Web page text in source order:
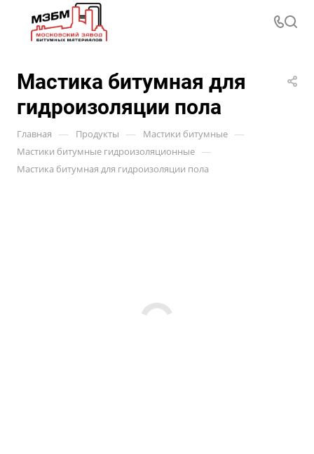
Мастика битумная для
гидроизоляции пола
Главная — Продукты — Мастики битумные —
Мастики битумные гидроизоляционные —
Мастика битумная для гидроизоляции пола